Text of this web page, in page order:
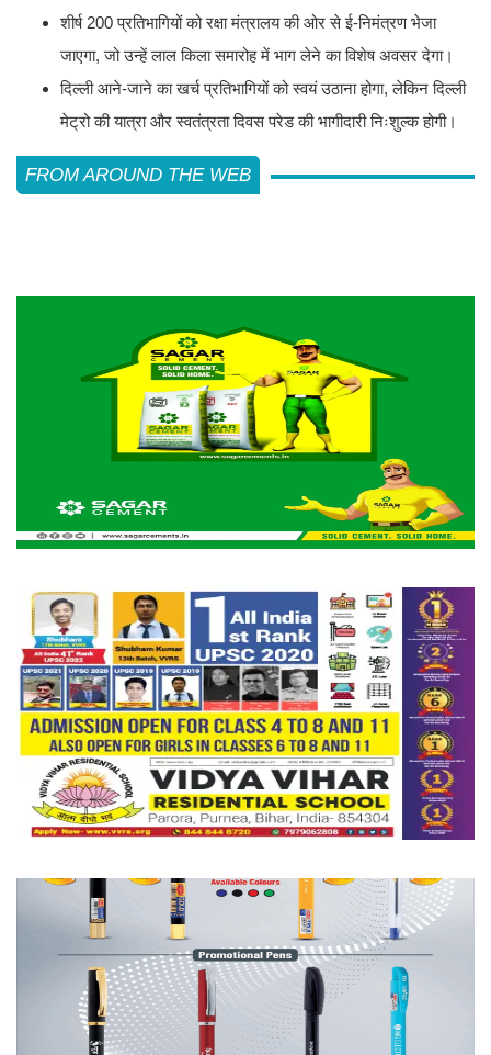
शीर्ष 200 प्रतिभागियों को रक्षा मंत्रालय की ओर से ई-निमंत्रण भेजा
जाएगा, जो उन्हें लाल किला समारोह में भाग लेने का विशेष अवसर देगा।
दिल्ली आने-जाने का खर्च प्रतिभागियों को स्वयं उठाना होगा, लेकिन दिल्ली
मेट्रो की यात्रा और स्वतंत्रता दिवस परेड की भागीदारी निःशुल्क होगी।
FROM AROUND THE WEB